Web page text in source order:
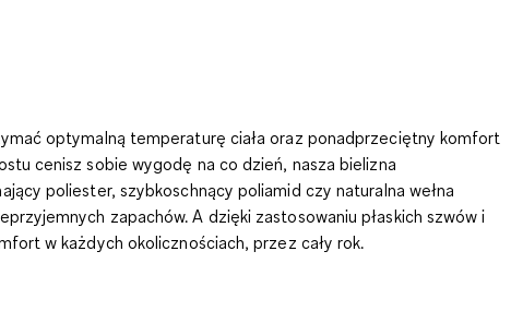
optymalną temperaturę ciała oraz ponadprzeciętny komfort
cenisz sobie wygodę na co dzień, nasza bielizna
poliester, szybkoschnącypoliamid czy naturalna wełna
zapachów. A dzięki zastosowaniu płaskich szwów i
w każdych okolicznościach, przez cały rok.